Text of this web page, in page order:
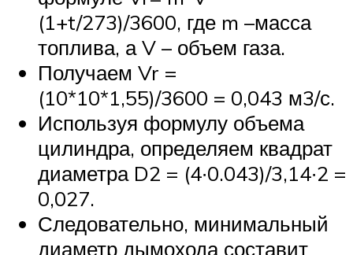
(1+t/273)/3600, где m –масса
топлива, а V – объем газа.
Получаем Vr =
(10*10*1,55)/3600 = 0,043 м3/с.
Используя формулу объема
цилиндра, определяем квадрат
диаметра D2 = (4∙0.043)/3,14∙2 =
0,027.
Следовательно, минимальный
диаметр дымохода составит